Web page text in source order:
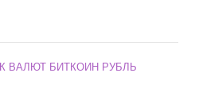
ВАЛЮТ БИТКОИН РУБЛЬ